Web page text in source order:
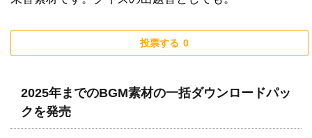
投票する 0
2025年までのBGM素材の一括ダウンロードパッ
クを発売